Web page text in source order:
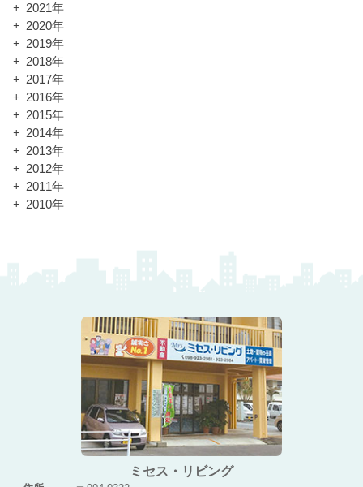
2021年
2020年
2019年
2018年
2017年
2016年
2015年
2014年
2013年
2012年
2011年
2010年
ミセス・リビング